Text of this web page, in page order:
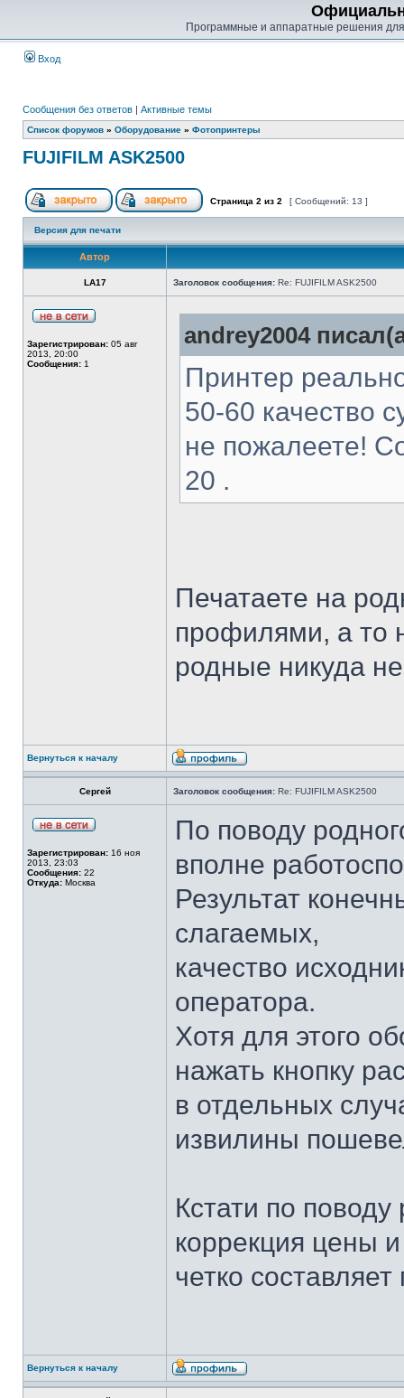
Программные и аппаратные решения
Вход
Сообщения без ответов | Активные темы
Список форумов » Оборудование » Фотопринтеры
FUJIFILM ASK2500
Страница 2 из 2 [ Сообщений: 13 ]
Версия для печати
Автор
LA17 Заголовок сообщения: Re: FUJIFILM ASK2500
Зарегистрирован: 05 авг
2013, 20:00
Сообщения: 1
andrey2004
Принтер
50-60 качество
не пожалеете!
20 .
Печатаете на
профилями, а то
родные никуда не
Вернуться к началу
Сергей Заголовок сообщения: Re: FUJIFILM ASK2500
Зарегистрирован: 16 ноя
2013, 23:03
Сообщения: 22
Откуда: Москва
По поводу
вполне
Результат
слагаемых,
качество
оператора.
Хотя для этого
нажать кнопку
в отдельных
извилины
Кстати по
коррекция цены
четко
Вернуться к началу